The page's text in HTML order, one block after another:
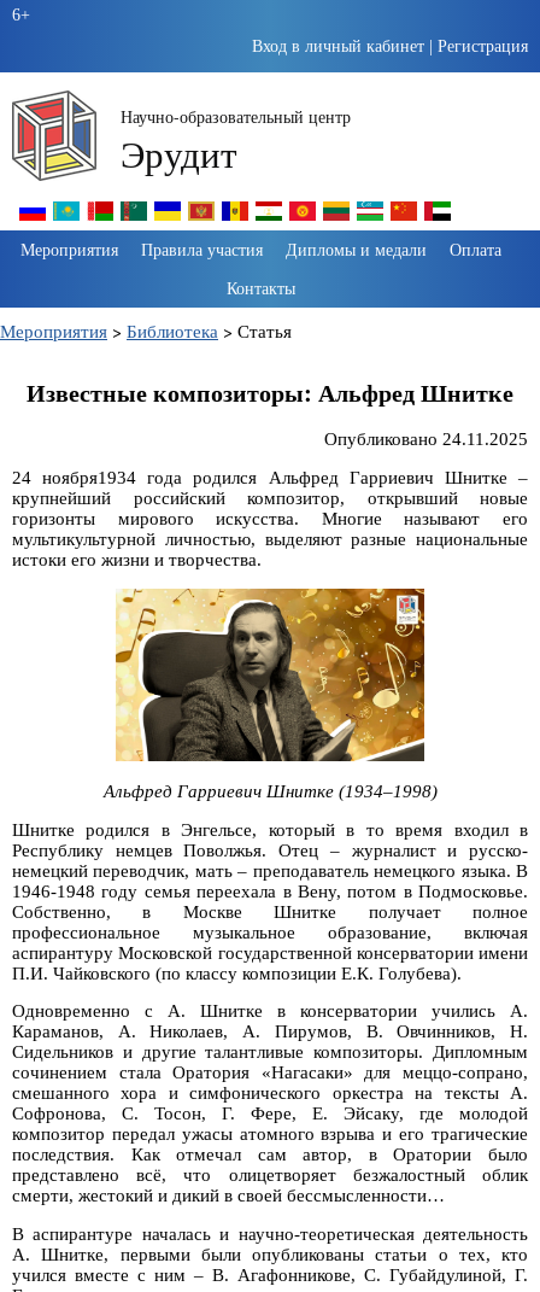
6+
Вход в личный кабинет
Регистрация
Научно-образовательный центр
Эрудит
Пропустить
навигацию
Мероприятия Правила участия Дипломы и медали
Оплата
Контакты
Мероприятия > Библиотека > Статья
Известные композиторы: Альфред Шнитке
Опубликовано 24.11.2025
24 ноября1934 года родился Альфред Гарриевич Шнитке –
крупнейший российский композитор, открывший новые
горизонты мирового искусства. Многие называют его
мультикультурной личностью, выделяют разные национальные
истоки его жизни и творчества.
Альфред Гарриевич Шнитке (1934–1998)
Шнитке родился в Энгельсе, который в то время входил в
Республику немцев Поволжья. Отец – журналист и русско-
немецкий переводчик, мать – преподаватель немецкого языка. В
1946-1948 году семья переехала в Вену, потом в Подмосковье.
Собственно, в Москве Шнитке получает полное
профессиональное музыкальное образование, включая
аспирантуру Московской государственной консерватории имени
П.И. Чайковского (по классу композиции Е.К. Голубева).
Одновременно с А. Шнитке в консерватории учились А.
Караманов, А. Николаев, А. Пирумов, В. Овчинников, Н.
Сидельников и другие талантливые композиторы. Дипломным
сочинением стала Оратория «Нагасаки» для меццо-сопрано,
смешанного хора и симфонического оркестра на тексты А.
Софронова, С. Тосон, Г. Фере, Е. Эйсаку, где молодой
композитор передал ужасы атомного взрыва и его трагические
последствия. Как отмечал сам автор, в Оратории было
представлено всё, что олицетворяет безжалостный облик
смерти, жестокий и дикий в своей бессмысленности…
В аспирантуре началась и научно-теоретическая деятельность
А. Шнитке, первыми были опубликованы статьи о тех, кто
учился вместе с ним – В. Агафонникове, С. Губайдулиной, Г.